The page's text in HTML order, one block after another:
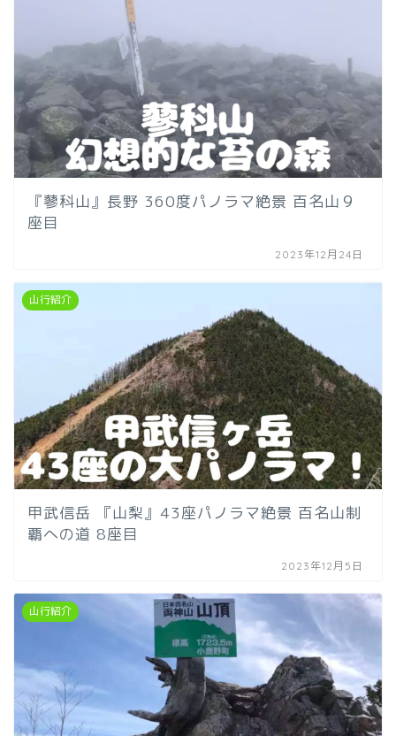
『蓼科山』長野 360度パノラマ絶景 百名山９
座目
2023年12月24日
山行紹介
甲武信岳 『山梨』43座パノラマ絶景 百名山制
覇への道 8座目
2023年12月5日
山行紹介